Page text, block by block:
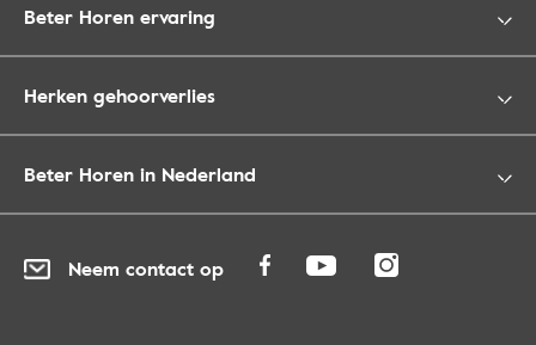
Beter Horen ervaring
Herken gehoorverlies
Beter Horen in Nederland
Neem contact op